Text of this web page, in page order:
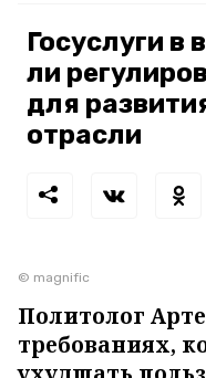
Госуслуги в
ли
для
отрасли
© magnific
Политолог
требованиях,